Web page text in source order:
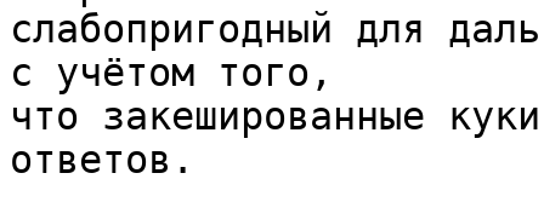
слабопригодный для
с учётом того,
что закешированные
ответов.